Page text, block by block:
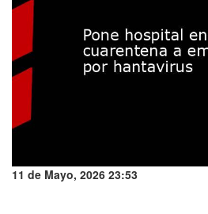
11 de Mayo, 2026 23:53